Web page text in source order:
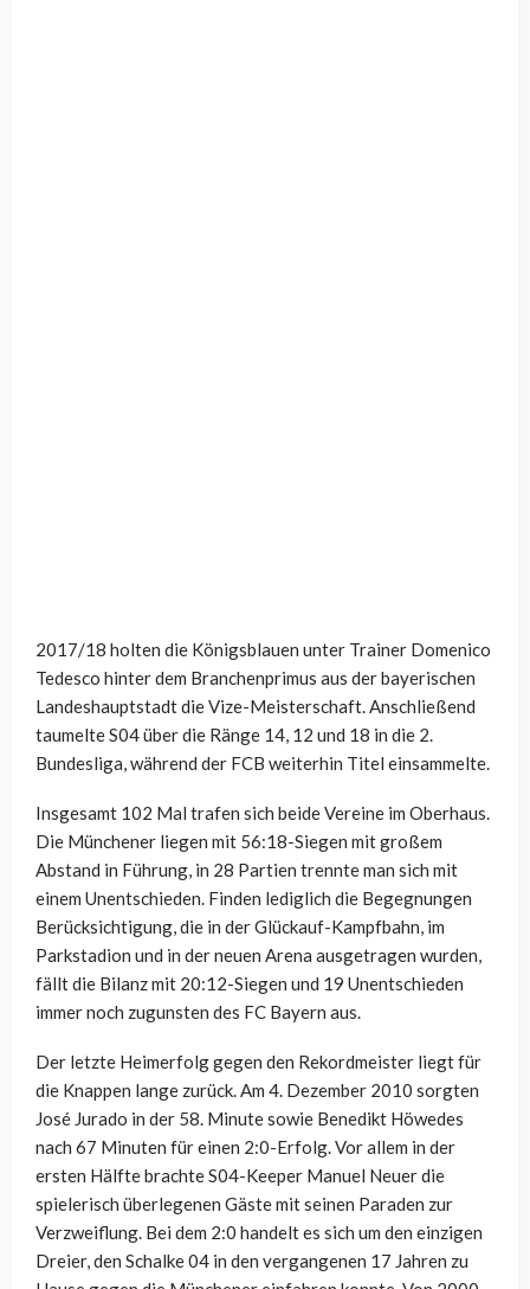
2017/18 holten die Königsblauen unter Trainer Domenico
Tedesco hinter dem Branchenprimus aus der bayerischen
Landeshauptstadt die Vize-Meisterschaft. Anschließend
taumelte S04 über die Ränge 14, 12 und 18 in die 2.
Bundesliga, während der FCB weiterhin Titel einsammelte.
Insgesamt 102 Mal trafen sich beide Vereine im Oberhaus.
Die Münchener liegen mit 56:18-Siegen mit großem
Abstand in Führung, in 28 Partien trennte man sich mit
einem Unentschieden. Finden lediglich die Begegnungen
Berücksichtigung, die in der Glückauf-Kampfbahn, im
Parkstadion und in der neuen Arena ausgetragen wurden,
fällt die Bilanz mit 20:12-Siegen und 19 Unentschieden
immer noch zugunsten des FC Bayern aus.
Der letzte Heimerfolg gegen den Rekordmeister liegt für
die Knappen lange zurück. Am 4. Dezember 2010 sorgten
José Jurado in der 58. Minute sowie Benedikt Höwedes
nach 67 Minuten für einen 2:0-Erfolg. Vor allem in der
ersten Hälfte brachte S04-Keeper Manuel Neuer die
spielerisch überlegenen Gäste mit seinen Paraden zur
Verzweiflung. Bei dem 2:0 handelt es sich um den einzigen
Dreier, den Schalke 04 in den vergangenen 17 Jahren zu